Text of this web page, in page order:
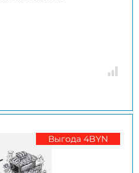
Выгода 4BYN